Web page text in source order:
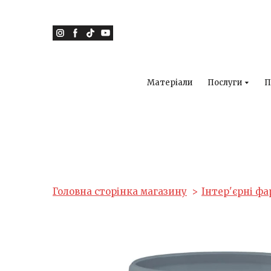
Матеріали Послуги
Головна сторінка магазину Інтер'єрні